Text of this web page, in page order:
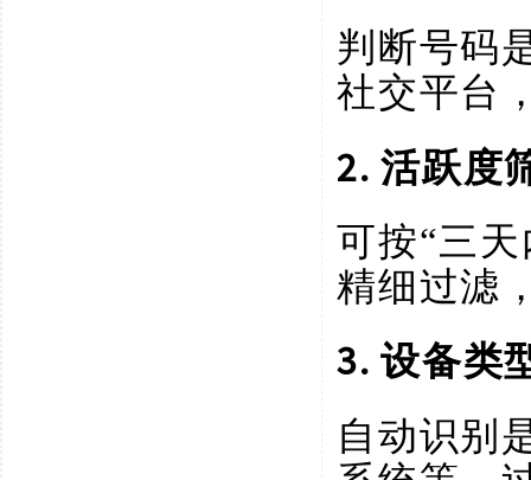
判断号码
社交平台
2. 活跃度
可按“三
精细过滤
3. 设备类
自动识别